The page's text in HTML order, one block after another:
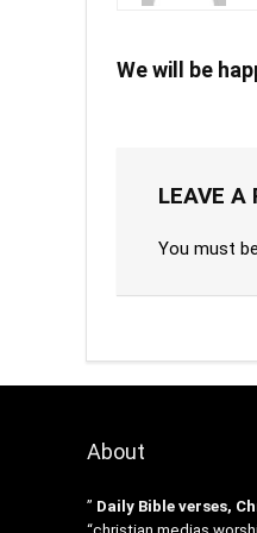
We will be
LEAVE A
You must be
About
” Daily Bible verses,